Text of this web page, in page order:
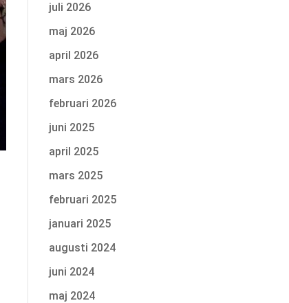
juli 2026
maj 2026
april 2026
mars 2026
februari 2026
juni 2025
april 2025
mars 2025
februari 2025
januari 2025
augusti 2024
juni 2024
maj 2024